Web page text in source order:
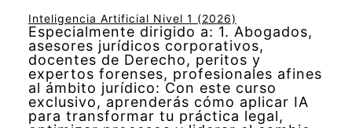
Inteligencia Artificial Nivel 1 (2026)
Especialmente dirigido a: 1. Abogados,
asesores jurídicos corporativos,
docentes de Derecho, peritos y
expertos forenses, profesionales afines
al ámbito jurídico: Con este curso
exclusivo, aprenderás cómo aplicar IA
para transformar tu práctica legal,